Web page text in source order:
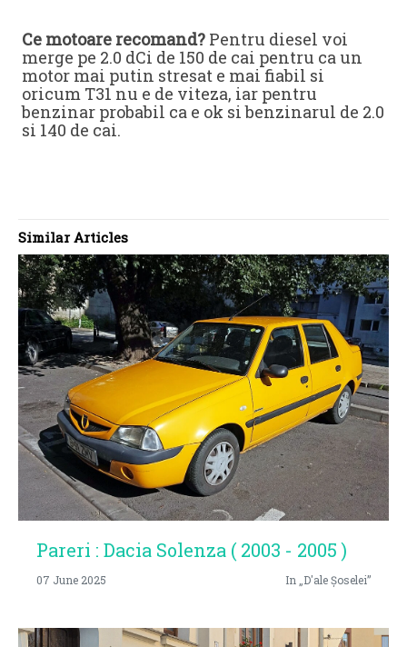
Ce motoare recomand? Pentru diesel voi
merge pe 2.0 dCi de 150 de cai pentru ca un
motor mai putin stresat e mai fiabil si
oricum T31 nu e de viteza, iar pentru
benzinar probabil ca e ok si benzinarul de 2.0
si 140 de cai.
Similar Articles
Pareri : Dacia Solenza ( 2003 - 2005 )
07 June 2025 In „D'ale Șoselei”